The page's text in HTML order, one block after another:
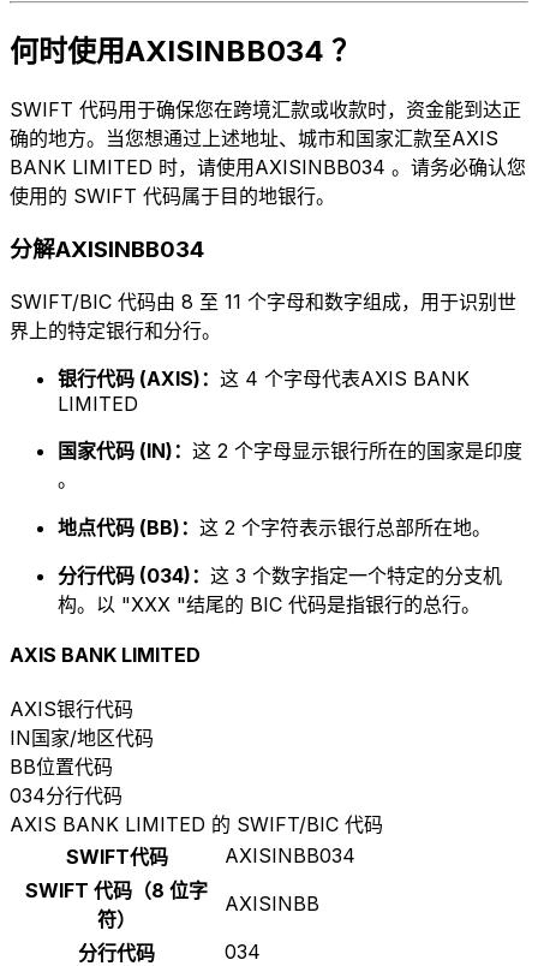
何时使用AXISINBB034 ？
SWIFT 代码用于确保您在跨境汇款或收款时，资金能到达正
确的地方。当您想通过上述地址、城市和国家汇款至AXIS
BANK LIMITED 时，请使用AXISINBB034 。请务必确认您
使用的 SWIFT 代码属于目的地银行。
分解AXISINBB034
SWIFT/BIC 代码由 8 至 11 个字母和数字组成，用于识别世
界上的特定银行和分行。
银行代码 (AXIS)： 这 4 个字母代表AXIS BANK
LIMITED
国家代码 (IN)： 这 2 个字母显示银行所在的国家是印度
。
地点代码 (BB)： 这 2 个字符表示银行总部所在地。
分行代码 (034)： 这 3 个数字指定一个特定的分支机
构。以 "XXX "结尾的 BIC 代码是指银行的总行。
AXIS BANK LIMITED
AXIS银行代码
IN国家/地区代码
BB位置代码
034分行代码
AXIS BANK LIMITED 的 SWIFT/BIC 代码
SWIFT代码
AXISINBB034
SWIFT 代码（8 位字
符）
AXISINBB
分行代码
034